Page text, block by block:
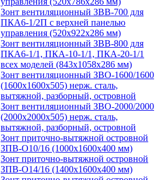
Зонт вентиляционный ЗВВ-700 для
ПКА6-1/2П с верхней панелью
управления (520х922х286 мм)
Зонт вентиляционный ЗВВ-800 для
ПКА6-1/1, ПКА-10-1/1, ПКА-20-1/1
всех моделей (843х1058х286 мм)
Зонт вентиляционный ЗВО-1600/1600
(1600х1600х505) нерж. сталь,
вытяжной, разборный, островной
Зонт вентиляционный ЗВО-2000/2000
(2000х2000х505) нерж. сталь,
вытяжной, разборный, островной
Зонт приточно-вытяжной островной
ЗПВ-О10/16 (1000х1600х400 мм)
Зонт приточно-вытяжной островной
ЗПВ-О14/16 (1400х1600х400 мм)